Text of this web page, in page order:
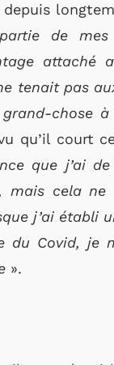
de mes
attaché
tenait pas
chose
qu’il court
que j’ai
mais cela
j’ai établi
Covid, je
».